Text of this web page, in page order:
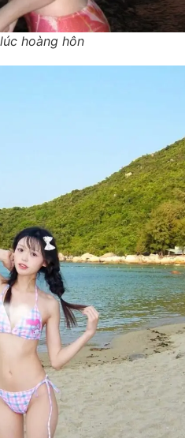
hoàng hôn